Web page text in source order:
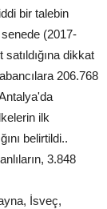
bir talebin
(2017-
dikkat
206.768
ilk
belirtildi..
3.848
İsveç,